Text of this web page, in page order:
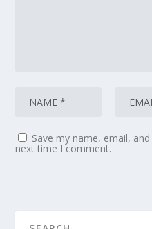
Save my name, email,
next time I comment.